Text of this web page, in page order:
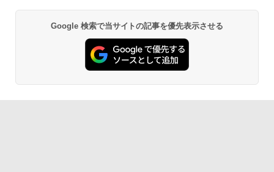
Google 検索で当サイトの記事を優先表示させる